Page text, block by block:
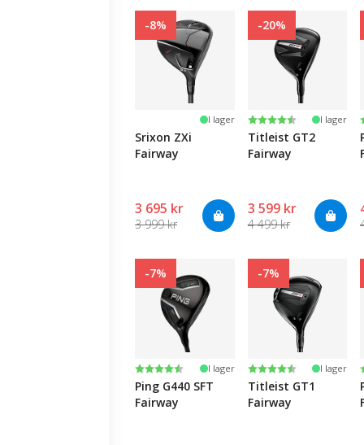
-8%
I lager
Srixon ZXi
Fairway
3 695 kr
3 999 kr
-20%
Betyg:
4.7 utav 5 stjärnor
I lager
Titleist GT2
Fairway
3 599 kr
4 499 kr
-7%
Betyg:
4.4 utav 5 stjärnor
I lager
Ping G440 SFT
Fairway
-7%
Betyg:
4.3 utav 5 stjärnor
I lager
Titleist GT1
Fairway